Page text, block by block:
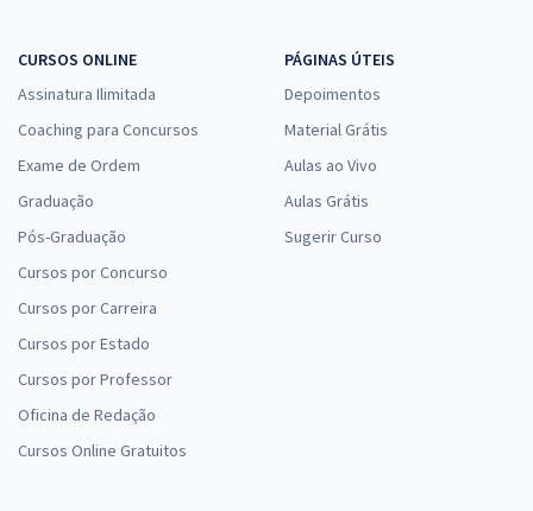
CURSOS ONLINE
Assinatura Ilimitada
Coaching para Concursos
Exame de Ordem
Graduação
Pós-Graduação
Cursos por Concurso
Cursos por Carreira
Cursos por Estado
Cursos por Professor
Oficina de Redação
Cursos Online Gratuitos
PÁGINAS ÚTEIS
Depoimentos
Material Grátis
Aulas ao Vivo
Aulas Grátis
Sugerir Curso